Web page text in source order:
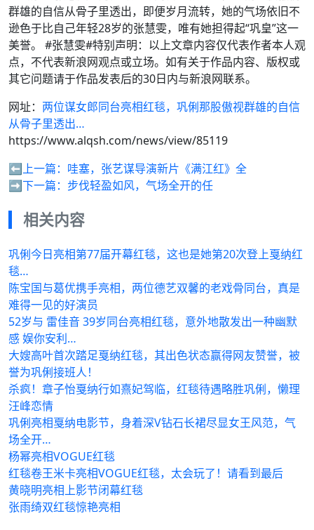
群雄的自信从骨子里透出，即便岁月流转，她的气场依旧不
逊色于比自己年轻28岁的张慧雯，唯有她担得起“巩皇”这一
美誉。 #张慧雯#特别声明：以上文章内容仅代表作者本人观
点，不代表新浪网观点或立场。如有关于作品内容、版权或
其它问题请于作品发表后的30日内与新浪网联系。
网址： 两位谋女郎同台亮相红毯，巩俐那股傲视群雄的自信
从骨子里透出…
https://www.alqsh.com/news/view/85119
⬅️上一篇： 哇塞，张艺谋导演新片《满江红》全
➡️下一篇： 步伐轻盈如风，气场全开的任
相关内容
巩俐今日亮相第77届开幕红毯，这也是她第20次登上戛纳红
毯…
陈宝国与葛优携手亮相，两位德艺双馨的老戏骨同台，真是
难得一见的好演员
52岁与 雷佳音 39岁同台亮相红毯，意外地散发出一种幽默
感 娱你安利…
大嫂高叶首次踏足戛纳红毯，其出色状态赢得网友赞誉，被
誉为巩俐接班人！
杀疯！章子怡戛纳行如熹妃驾临，红毯待遇略胜巩俐，懒理
汪峰恋情
巩俐亮相戛纳电影节，身着深V钻石长裙尽显女王风范，气
场全开…
杨幂亮相VOGUE红毯
红毯卷王米卡亮相VOGUE红毯，太会玩了！请看到最后
黄晓明亮相上影节闭幕红毯
张雨绮双红毯惊艳亮相